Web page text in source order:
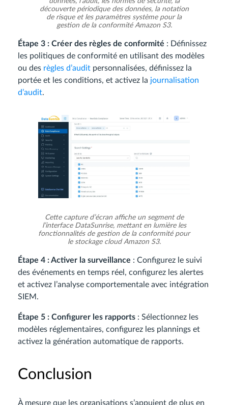
découverte périodique des données, la notation
de risque et les paramètres système pour la
gestion de la conformité Amazon S3.
Étape 3 : Créer des règles de conformité : Définissez
les politiques de conformité en utilisant des modèles
ou des règles d’audit personnalisées, définissez la
portée et les conditions, et activez la journalisation
d’audit.
Cette capture d’écran affiche un segment de
l’interface DataSunrise, mettant en lumière les
fonctionnalités de gestion de la conformité pour
le stockage cloud Amazon S3.
Étape 4 : Activer la surveillance : Configurez le suivi
des événements en temps réel, configurez les alertes
et activez l’analyse comportementale avec intégration
SIEM.
Étape 5 : Configurer les rapports : Sélectionnez les
modèles réglementaires, configurez les plannings et
activez la génération automatique de rapports.
Conclusion
À mesure que les organisations s’appuient de plus en